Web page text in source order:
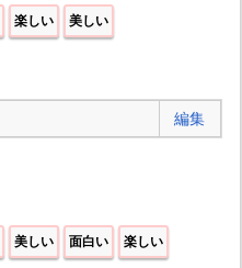
楽しい 美しい
編集
美しい 面白い 楽しい